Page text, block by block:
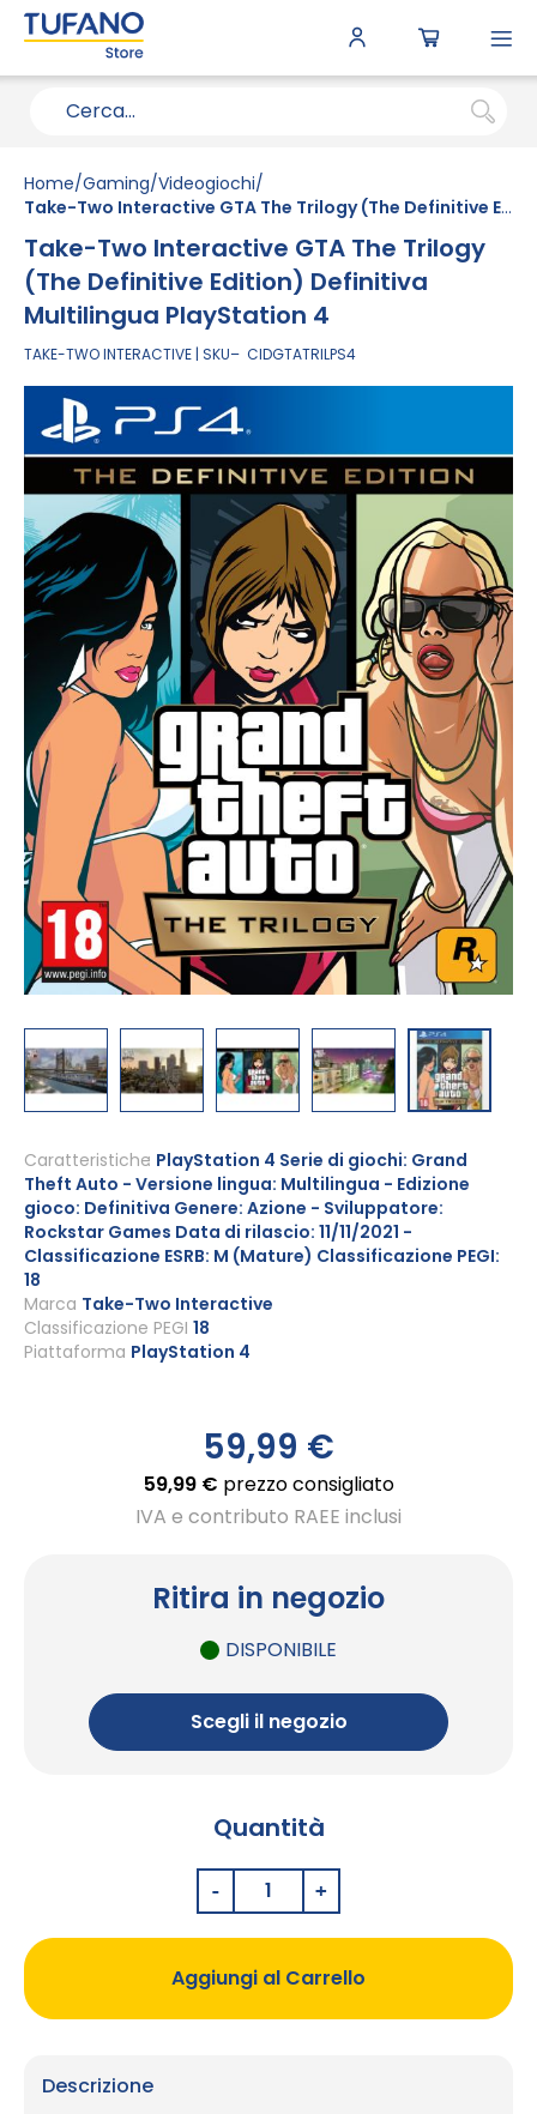
Home Gaming Videogiochi
Take-Two Interactive GTA The Trilogy (The Definitive Edition) Definitiva Multilingua PlayStation 4
Take-Two Interactive GTA The Trilogy
(The Definitive Edition) Definitiva
Multilingua PlayStation 4
TAKE-TWO INTERACTIVE SKU CIDGTATRILPS4
fine
della
galleria
immagini
all'inizio
della
galleria
di
immagini
59,99 €
59,99 € prezzo consigliato
IVA e contributo RAEE inclusi
Ritira in negozio
DISPONIBILE
Scegli il negozio
Quantità
Aggiungi al Carrello
Marca Take-Two Interactive
Caratteristiche PlayStation 4 Serie di giochi: Grand
Theft Auto - Versione lingua: Multilingua - Edizione
gioco: Definitiva Genere: Azione - Sviluppatore:
Rockstar Games Data di rilascio: 11/11/2021 -
Classificazione ESRB: M (Mature) Classificazione PEGI:
18
Classificazione PEGI 18
Piattaforma PlayStation 4
Descrizione